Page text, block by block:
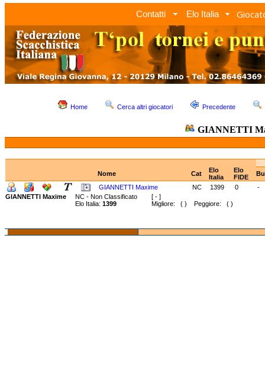
Contatti Elo Italia
Home Cerca altri giocatori Precedente
GIANNETTI
Nome Cat
Elo
Italia
Elo
FIDE
GIANNETTI Maxime
NC 1399 0
-
GIANNETTI Maxime
NC - Non Classificato [ - ]
Elo Italia: 1399 Migliore: ( ) Peggiore: ( )